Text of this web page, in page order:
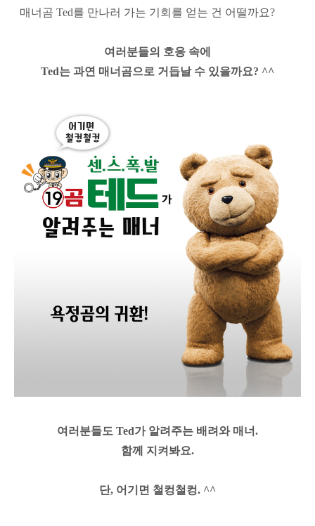
매너곰 Ted를 만나러 가는 기회를 얻는 건 어떨까요?
여러분들의 호응 속에
Ted는 과연 매너곰으로 거듭날 수 있을까요? ^^
여러분들도 Ted가 알려주는 배려와 매너.
함께 지켜봐요.
단, 어기면 철컹철컹. ^^